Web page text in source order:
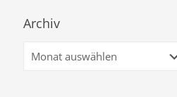
Archiv